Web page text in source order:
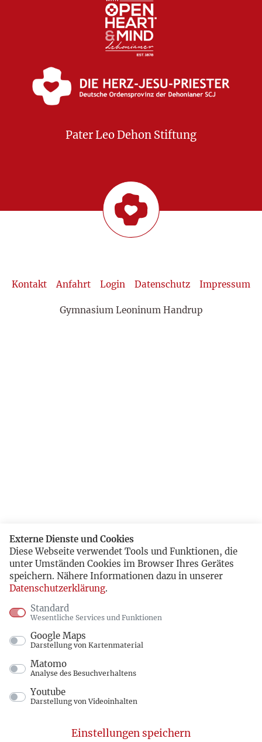
Pater Leo Dehon Stiftung
Kontakt Anfahrt Login Datenschutz Impressum
Gymnasium Leoninum Handrup
Externe Dienste und Cookies
Diese Webseite verwendet Tools und Funktionen, die
unter Umständen Cookies im Browser Ihres Gerätes
speichern. Nähere Informationen dazu in unserer
Datenschutzerklärung.
Standard
Wesentliche Services und Funktionen
Google Maps
Darstellung von Kartenmaterial
Matomo
Analyse des Besuchverhaltens
Youtube
Darstellung von Videoinhalten
Einstellungen speichern